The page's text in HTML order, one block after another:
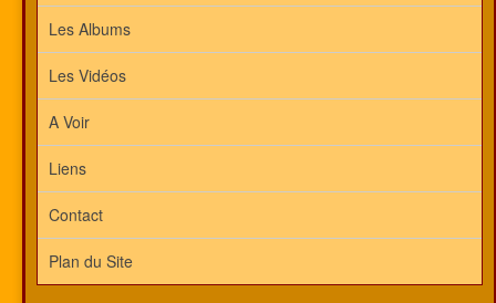
Les Albums
Les Vidéos
A Voir
Liens
Contact
Plan du Site